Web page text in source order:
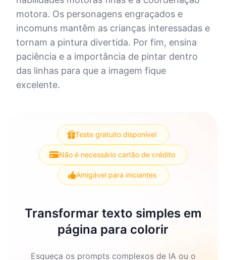
motora. Os personagens engraçados e
incomuns mantêm as crianças interessadas e
tornam a pintura divertida. Por fim, ensina
paciência e a importância de pintar dentro
das linhas para que a imagem fique
excelente.
Teste gratuito disponível
Não é necessário cartão de crédito
Amigável para iniciantes
Transformar texto simples em
página para colorir
Esqueça os prompts complexos de IA ou o